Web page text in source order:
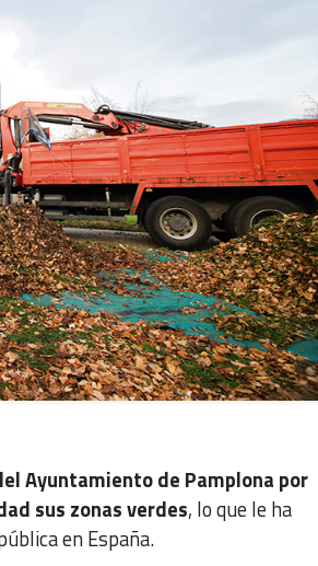
Ayuntamiento de Pamplona por
sus zonas verdes, lo que le ha
en España.